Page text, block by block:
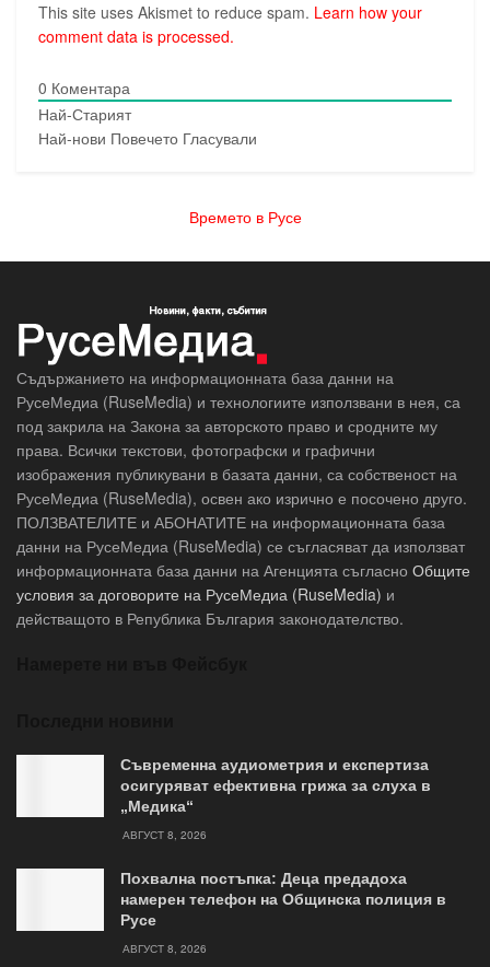
This site uses Akismet to reduce spam. Learn how your
comment data is processed.
0 Коментара
Най-Старият
Най-нови Повечето Гласували
Времето в Русе
Съдържанието на информационната база данни на
РусеМедиа (RuseMedia) и технологиите използвани в нея, са
под закрила на Закона за авторското право и сродните му
права. Всички текстови, фотографски и графични
изображения публикувани в базата данни, са собственост на
РусеМедиа (RuseMedia), освен ако изрично е посочено друго.
ПОЛЗВАТЕЛИТЕ и АБОНАТИТЕ на информационната база
данни на РусеМедиа (RuseMedia) се съгласяват да използват
информационната база данни на Агенцията съгласно Общите
условия за договорите на РусеМедиа (RuseMedia) и
действащото в Република България законодателство.
Съвременна аудиометрия и експертиза
осигуряват ефективна грижа за слуха в
„Медика“
АВГУСТ 8, 2026
Похвална постъпка: Деца предадоха
намерен телефон на Общинска полиция в
Русе
АВГУСТ 8, 2026